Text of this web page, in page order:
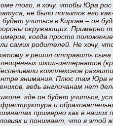
того, я хочу, чтобы Юра
не было попыток его
будет учиться в Кирове – он
окружающих. Примерно
когда просто
самих родителей. Не хочу,
я решил отправить сына
школ-интернатов
комплексное
внимания. Плюс там Юра
ведь англичанам нет
где он будет учиться,
и
примерно как в
и понимает, что в этой